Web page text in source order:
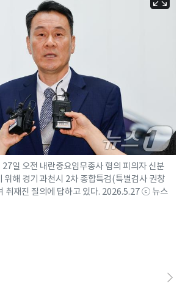
일 오전 내란중요임무종사 혐의 피의자 신분
위해 경기 과천시 2차 종합특검(특별검사 권창
취재진 질의에 답하고 있다. 2026.5.27 ⓒ 뉴스